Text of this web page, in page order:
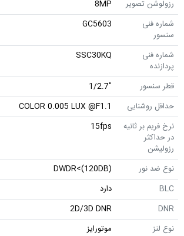
رزولوشن تصویر
8MP
شماره فنی
سنسور
GC5603
شماره فنی
پردازنده
SSC30KQ
قطر سنسور
"1/2.7
حداقل روشنایی
COLOR 0.005 LUX @F1.1
نرخ فریم بر ثانیه
در حداکثر
رزولیشن
15fps
نوع ضد نور
DWDR<(120DB)
BLC
دارد
DNR
2D/3D DNR
نوع لنز
موتورایز